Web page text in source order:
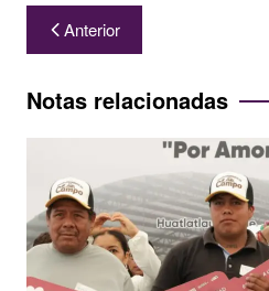
Navegación
de
entradas
Anterior
Notas relacionadas